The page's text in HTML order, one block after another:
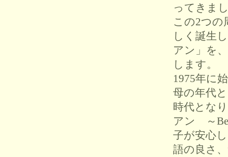
ってきま
この2つの
しく誕生
アン」を
します。
1975年に
母の年代
時代とな
アン ～
子が安心
語の良さ